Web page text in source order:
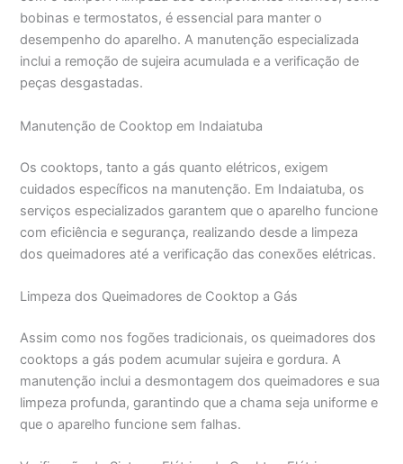
bobinas e termostatos, é essencial para manter o
desempenho do aparelho. A manutenção especializada
inclui a remoção de sujeira acumulada e a verificação de
peças desgastadas.
Manutenção de Cooktop em Indaiatuba
Os cooktops, tanto a gás quanto elétricos, exigem
cuidados específicos na manutenção. Em Indaiatuba, os
serviços especializados garantem que o aparelho funcione
com eficiência e segurança, realizando desde a limpeza
dos queimadores até a verificação das conexões elétricas.
Limpeza dos Queimadores de Cooktop a Gás
Assim como nos fogões tradicionais, os queimadores dos
cooktops a gás podem acumular sujeira e gordura. A
manutenção inclui a desmontagem dos queimadores e sua
limpeza profunda, garantindo que a chama seja uniforme e
que o aparelho funcione sem falhas.